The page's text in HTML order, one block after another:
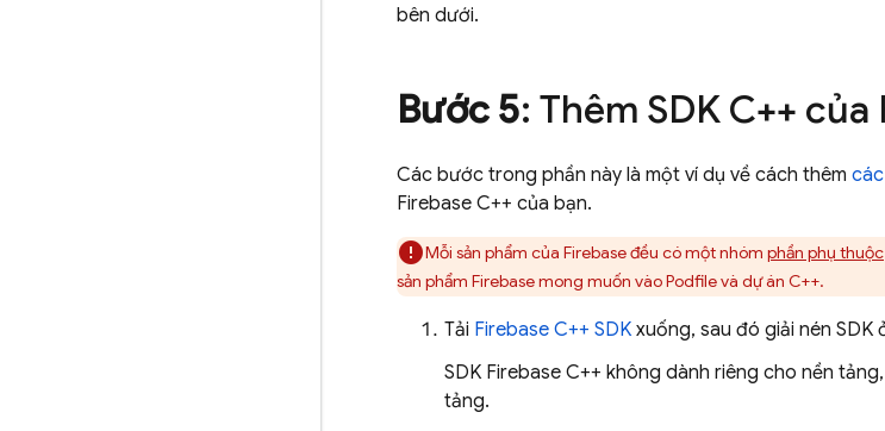
bên dưới.
Bước 5: Thêm SDK C++ của
Các bước trong phần này là một ví dụ về cách thêm
Firebase C++ của bạn.
Mỗi sản phẩm của Firebase đều có một nhóm phần phụ thuộc
sản phẩm Firebase mong muốn vào Podfile và dự án C++.
Tải Firebase C++ SDK xuống, sau đó giải nén SDK
SDK Firebase C++ không dành riêng cho nền
tảng.